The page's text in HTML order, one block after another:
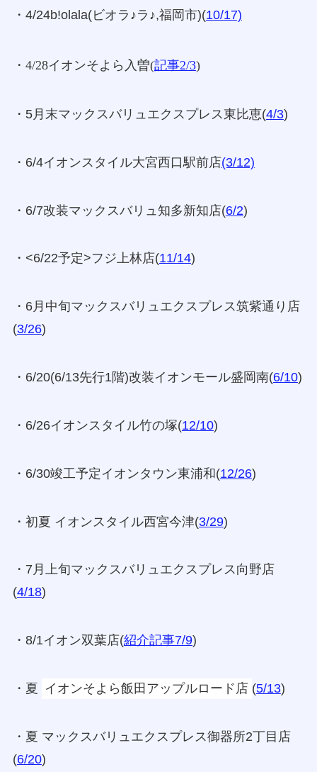
・4/24b!olala(ビオラ♪ラ♪,福岡市)(10/17)
・4/28イオンそよら入曽(記事2/3)
・5月末マックスバリュエクスプレス東比恵(4/3)
・6/4イオンスタイル大宮西口駅前店(3/12)
・6/7改装マックスバリュ知多新知店(6/2)
・<6/22予定>フジ上林店(11/14)
・6月中旬マックスバリュエクスプレス筑紫通り店
(3/26)
・6/20(6/13先行1階)改装イオンモール盛岡南(6/10)
・6/26イオンスタイル竹の塚(12/10)
・6/30竣工予定イオンタウン東浦和(12/26)
・初夏 イオンスタイル西宮今津(3/29)
・7月上旬マックスバリュエクスプレス向野店
(4/18)
・8/1イオン双葉店(紹介記事7/9)
・夏 イオンそよら飯田アップルロード店 (5/13)
・夏 マックスバリュエクスプレス御器所2丁目店
(6/20)